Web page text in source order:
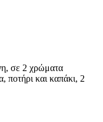
σε 2 χρώματα
ποτήρι και καπάκι, 2